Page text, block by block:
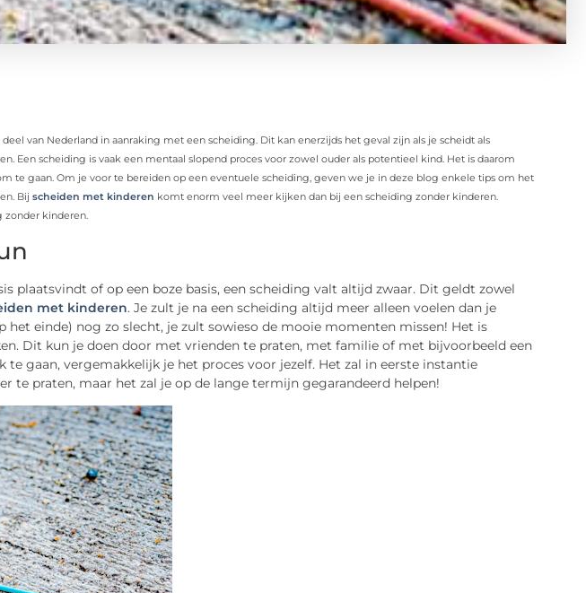
van Nederland in aanraking met een scheiding. Dit kan enerzijds het geval zijn als je scheidt als
Een scheiding is vaak een mentaal slopend proces voor zowel ouder als potentieel kind. Het is daarom
te gaan. Om je voor te bereiden op een eventuele scheiding, geven we je in deze blog enkele tips om het
Bij scheiden met kinderen komt enorm veel meer kijken dan bij een scheiding zonder kinderen.
zonder kinderen.
plaatsvindt of op een boze basis, een scheiding valt altijd zwaar. Dit geldt zowel
met kinderen. Je zult je na een scheiding altijd meer alleen voelen dan je
het einde) nog zo slecht, je zult sowieso de mooie momenten missen! Het is
Dit kun je doen door met vrienden te praten, met familie of met bijvoorbeeld een
gaan, vergemakkelijk je het proces voor jezelf. Het zal in eerste instantie
te praten, maar het zal je op de lange termijn gegarandeerd helpen!